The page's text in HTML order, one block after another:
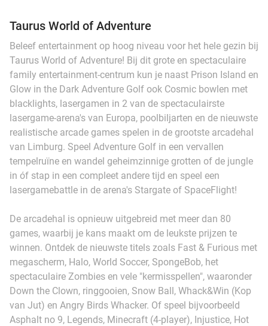
Taurus World of Adventure
Beleef entertainment op hoog niveau voor het hele gezin bij
Taurus World of Adventure! Bij dit grote en spectaculaire
family entertainment-centrum kun je naast Prison Island en
Glow in the Dark Adventure Golf ook Cosmic bowlen met
blacklights, lasergamen in 2 van de spectaculairste
lasergame-arena's van Europa, poolbiljarten en de nieuwste
realistische arcade games spelen in de grootste arcadehal
van Limburg. Speel Adventure Golf in een vervallen
tempelruïne en wandel geheimzinnige grotten of de jungle
in óf stap in een compleet andere tijd en speel een
lasergamebattle in de arena's Stargate of SpaceFlight!
De arcadehal is opnieuw uitgebreid met meer dan 80
games, waarbij je kans maakt om de leukste prijzen te
winnen. Ontdek de nieuwste titels zoals Fast & Furious met
megascherm, Halo, World Soccer, SpongeBob, het
spectaculaire Zombies en vele "kermisspellen", waaronder
Down the Clown, ringgooien, Snow Ball, Whack&Win (Kop
van Jut) en Angry Birds Whacker. Of speel bijvoorbeeld
Asphalt no 9, Legends, Minecraft (4-player), Injustice, Hot